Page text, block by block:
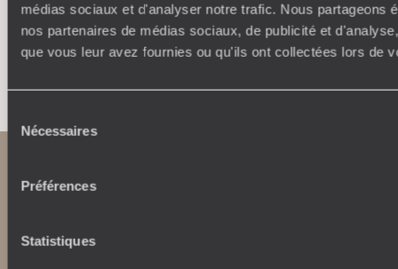
médias sociaux et d'analyser notre trafic. Nous partageons
nos partenaires de médias sociaux, de publicité et
que vous leur avez fournies ou qu'ils ont collectées lors de
du Nécessaires
Préférences
Statistiques